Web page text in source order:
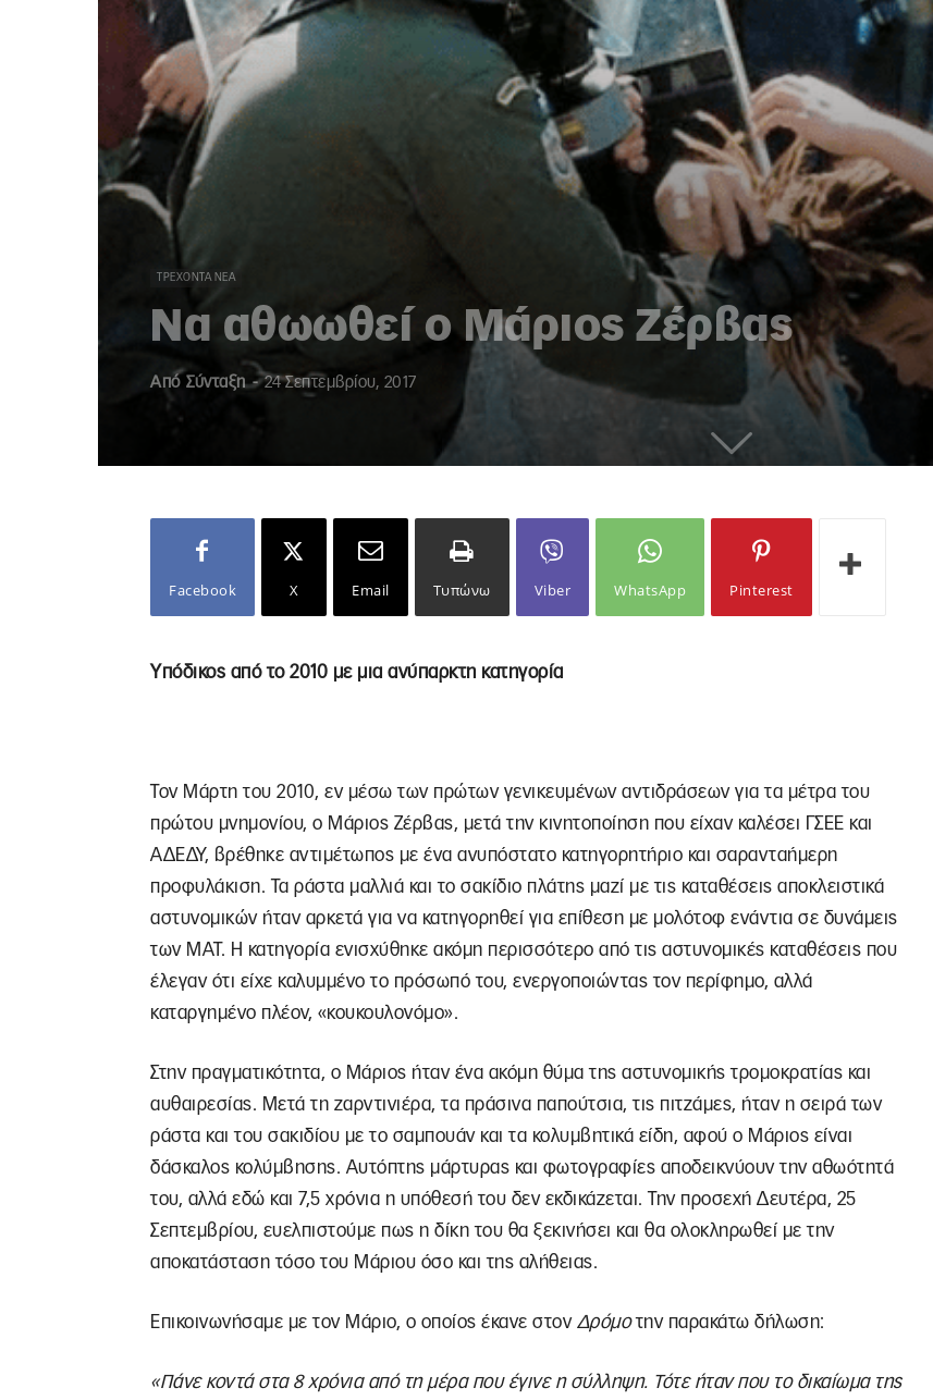
ΤΡΈΧΟΝΤΑ ΝΈΑ
Να αθωωθεί ο Μάριος Ζέρβας
Από Σύνταξη - 24 Σεπτεμβρίου, 2017
Facebook X Email Τυπώνω Viber WhatsApp Pinterest
Υπόδικος από το 2010 με μια ανύπαρκτη κατηγορία
Τον Μάρτη του 2010, εν μέσω των πρώτων γενικευμένων αντιδράσεων για τα μέτρα του
πρώτου μνημονίου, ο Μάριος Ζέρβας, μετά την κινητοποίηση που είχαν καλέσει ΓΣΕΕ και
ΑΔΕΔΥ, βρέθηκε αντιμέτωπος με ένα ανυπόστατο κατηγορητήριο και σαρανταήμερη
προφυλάκιση. Τα ράστα μαλλιά και το σακίδιο πλάτης μαζί με τις καταθέσεις αποκλειστικά
αστυνομικών ήταν αρκετά για να κατηγορηθεί για επίθεση με μολότοφ ενάντια σε δυνάμεις
των ΜΑΤ. Η κατηγορία ενισχύθηκε ακόμη περισσότερο από τις αστυνομικές καταθέσεις που
έλεγαν ότι είχε καλυμμένο το πρόσωπό του, ενεργοποιώντας τον περίφημο, αλλά
καταργημένο πλέον, «κουκουλονόμο».
Στην πραγματικότητα, ο Μάριος ήταν ένα ακόμη θύμα της αστυνομικής τρομοκρατίας και
αυθαιρεσίας. Μετά τη ζαρντινιέρα, τα πράσινα παπούτσια, τις πιτζάμες, ήταν η σειρά των
ράστα και του σακιδίου με το σαμπουάν και τα κολυμβητικά είδη, αφού ο Μάριος είναι
δάσκαλος κολύμβησης. Αυτόπτης μάρτυρας και φωτογραφίες αποδεικνύουν την αθωότητά
του, αλλά εδώ και 7,5 χρόνια η υπόθεσή του δεν εκδικάζεται. Την προσεχή Δευτέρα, 25
Σεπτεμβρίου, ευελπιστούμε πως η δίκη του θα ξεκινήσει και θα ολοκληρωθεί με την
αποκατάσταση τόσο του Μάριου όσο και της αλήθειας.
Επικοινωνήσαμε με τον Μάριο, ο οποίος έκανε στον Δρόμοτην παρακάτω δήλωση:
«Πάνε κοντά στα 8 χρόνια από τη μέρα που έγινε η σύλληψη. Τότε ήταν που το δικαίωμα της